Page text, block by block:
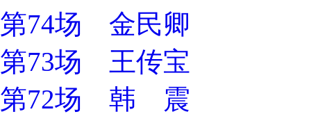
第74场 金民卿
第73场 王传宝
第72场 韩 震